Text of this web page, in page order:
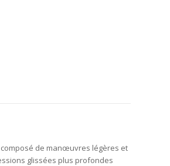
de manœuvres légères et
glissées plus profondes